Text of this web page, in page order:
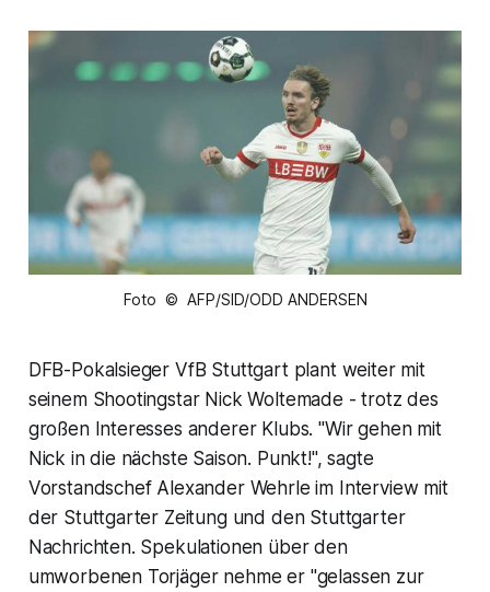
Foto © AFP/SID/ODD ANDERSEN
DFB-Pokalsieger VfB Stuttgart plant weiter mit
seinem Shootingstar Nick Woltemade - trotz des
großen Interesses anderer Klubs. "Wir gehen mit
Nick in die nächste Saison. Punkt!", sagte
Vorstandschef Alexander Wehrle im Interview mit
der Stuttgarter Zeitung und den Stuttgarter
Nachrichten. Spekulationen über den
umworbenen Torjäger nehme er "gelassen zur